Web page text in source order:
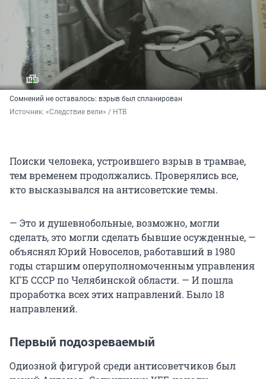
Сомнений не оставалось: взрыв был спланирован
Источник: «Следствие вели» / НТВ
Поиски человека, устроившего взрыв в трамвае,
тем временем продолжались. Проверялись все,
кто высказывался на антисоветские темы.
— Это и душевнобольные, возможно, могли
сделать, это могли сделать бывшие осужденные, —
объяснял Юрий Новоселов, работавший в 1980
годы старшим оперуполномоченным управления
КГБ СССР по Челябинской области. — И пошла
проработка всех этих направлений. Было 18
направлений.
Первый подозреваемый
Одиозной фигурой среди антисоветчиков был